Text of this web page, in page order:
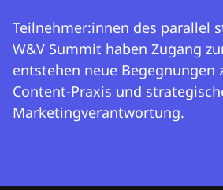
Teilnehmer:innen des parallel
W&V Summit haben Zugang
entstehen neue Begegnungen
Content-Praxis und
Marketingverantwortung.